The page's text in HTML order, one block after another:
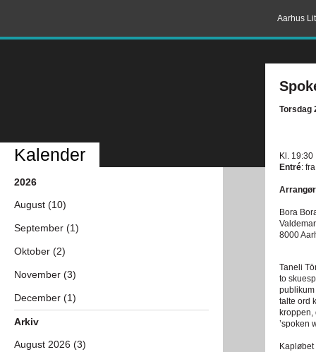
Aarhus
Torsdag
Kl. 19:30
Entré:
Bora
8000
Taneli
to
publikum
talte ord
’spoken
Kalender
2026
August (10)
September (1)
Oktober (2)
November (3)
December (1)
Arkiv
August 2026 (3)